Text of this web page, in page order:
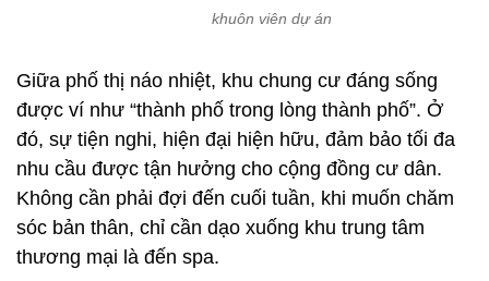
khuôn viên dự án
Giữa phố thị náo nhiệt, khu chung cư đáng sống
được ví như “thành phố trong lòng thành phố”. Ở
đó, sự tiện nghi, hiện đại hiện hữu, đảm bảo tối đa
nhu cầu được tận hưởng cho cộng đồng cư dân.
Không cần phải đợi đến cuối tuần, khi muốn chăm
sóc bản thân, chỉ cần dạo xuống khu trung tâm
thương mại là đến spa.